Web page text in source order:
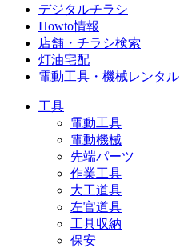
デジタルチラシ
Howto情報
店舗・チラシ検索
灯油宅配
電動工具・機械レンタル
工具
電動工具
電動機械
先端パーツ
作業工具
大工道具
左官道具
工具収納
保安